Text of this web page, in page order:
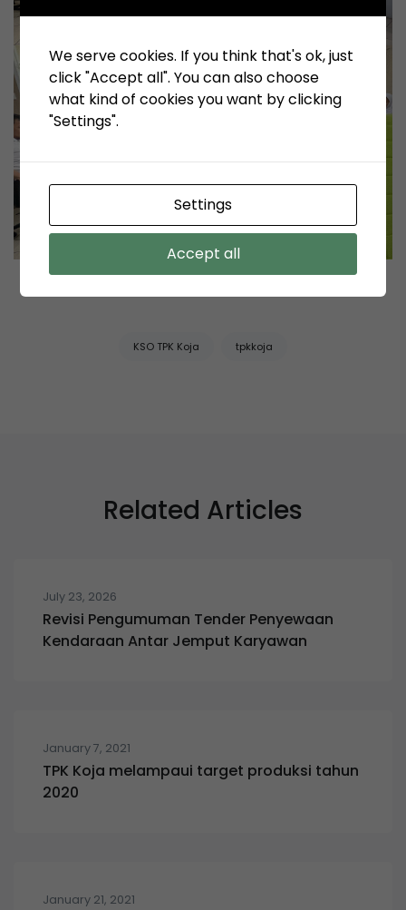
KSO TPK Koja tpkkoja
Related Articles
July 23, 2026
Revisi Pengumuman Tender Penyewaan
Kendaraan Antar Jemput Karyawan
January 7, 2021
TPK Koja melampaui target produksi tahun
2020
January 21, 2021
We serve cookies. If you think that's ok, just
click "Accept all". You can also choose
what kind of cookies you want by clicking
"Settings".
Settings
Accept all